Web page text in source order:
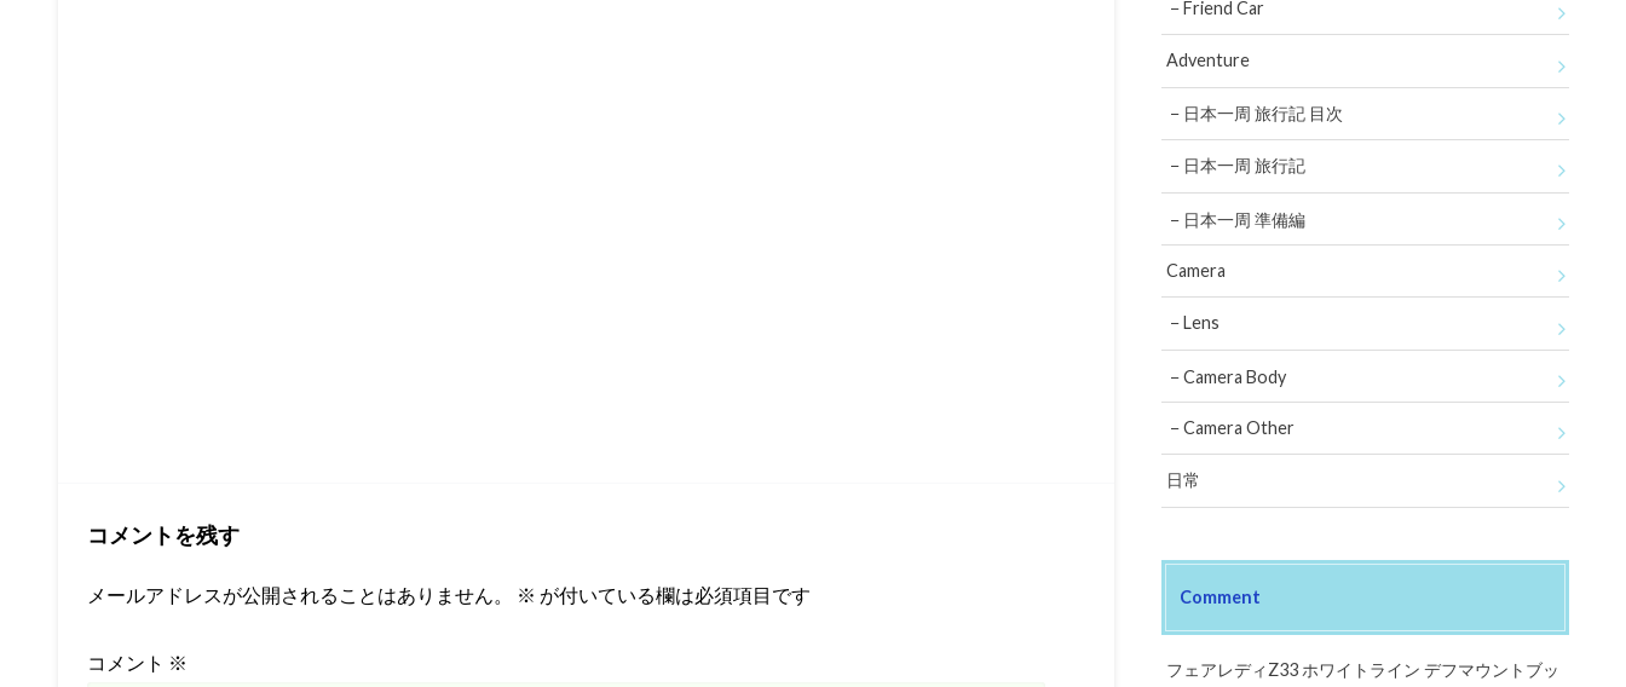
コメントを残す
メールアドレスが公開されることはありません。 ※ が付いている欄は必須項目です
コメント ※
Friend Car
Adventure
日本一周 旅行記 目次
日本一周 旅行記
日本一周 準備編
Camera
Lens
Camera Body
Camera Other
日常
Comment
フェアレディZ33 ホワイトライン デフマウントブッ